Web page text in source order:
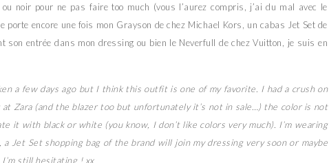
noir pour ne pas faire too much (vous l’aurez compris, j’ai du mal avec le
porte encore une fois mon Grayson de chez Michael Kors, un cabas Jet Set de
son entrée dans mon dressing ou bien le Neverfull de chez Vuitton, je suis en
a few days ago but I think this outfit is one of my favorite. I had a crush on
Zara (and the blazer too but unfortunately it’s not in sale…) the color is not
it with black or white (you know, I don’t like colors very much).
I’m wearing
a Jet Set shopping bag of the brand will join my dressing very soon or maybe
still hesitating ! xx